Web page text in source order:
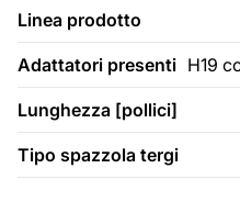
Linea prodotto
Adattatori presenti H19
Lunghezza [pollici]
Tipo spazzola tergi